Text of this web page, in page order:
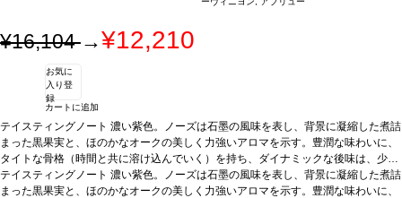
¥16,104→¥12,210
お気に
入り登
録
カートに追加
テイスティングノート 濃い紫色。ノーズは石墨の風味を表し、背景に凝縮した煮詰
まった黒果実と、ほのかなオークの美しく力強いアロマを示す。豊潤な味わいに、
タイトな骨格（時間と共に溶け込んでいく）を持ち、ダイナミックな後味は、少々
繊細さも感じる。クエッチ、チェリー、カシス、ブラックベリーが混ざり合い、粗
さのあるタンニンは時間とともに柔らかくなる。ロワイヤル・ヘリテージは、長期
合う料理 香り豊かな繊細なお料理と共に。モレルパイ;トリュフ添えの焼き卵;仔牛
の ソテー プランタニエ ;きのこと牛ヒレ肉; トゥヌルド・ロッシーニ ;キジ料理、 フ
テイスティングノート 濃い紫色。ノーズは石墨の風味を表し、背景に凝縮した煮詰
まった黒果実と、ほのかなオークの美しく力強いアロマを示す。豊潤な味わいに、